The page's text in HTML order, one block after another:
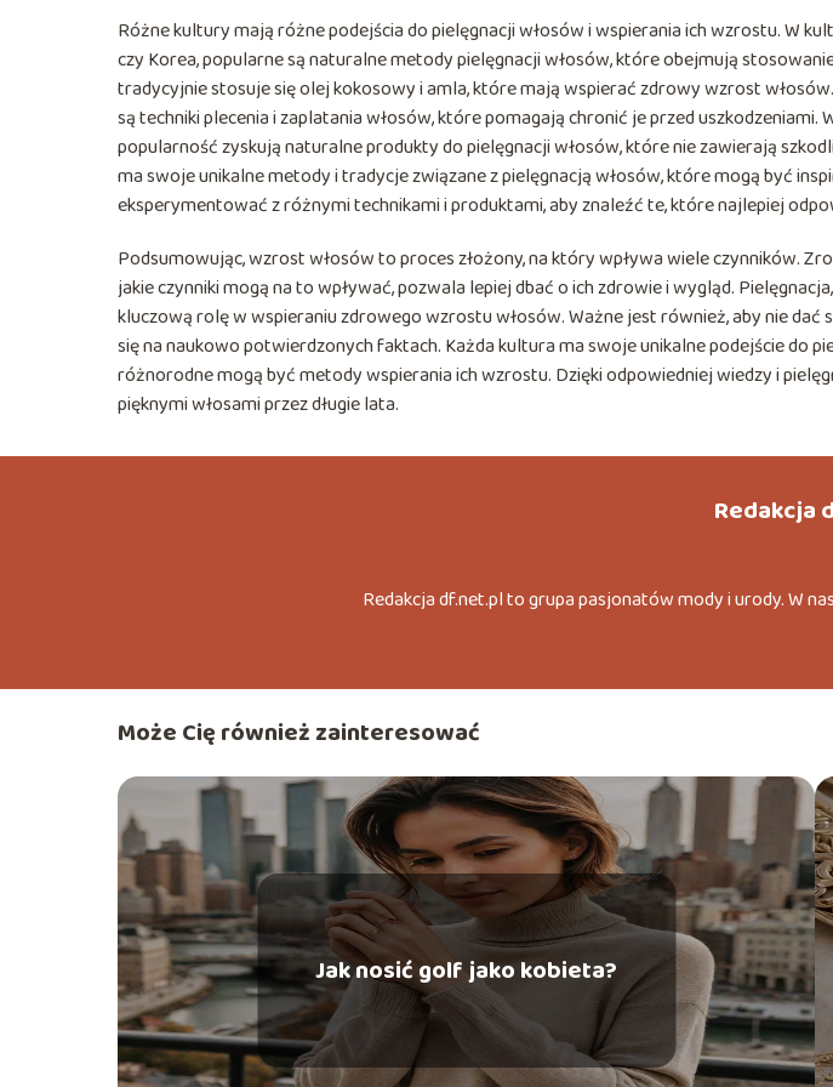
Różne kultury mają różne podejścia do pielęgnacji włosów i wspierania ich wzrostu. W
czy Korea, popularne są naturalne metody pielęgnacji włosów, które obejmują
tradycyjnie stosuje się olej kokosowy i amla, które mają wspierać zdrowy wzrost
są techniki plecenia i zaplatania włosów, które pomagają chronić je przed uszkodzeniami.
popularność zyskują naturalne produkty do pielęgnacji włosów, które nie zawierają
ma swoje unikalne metody i tradycje związane z pielęgnacją włosów, które mogą być
eksperymentować z różnymi technikami i produktami, aby znaleźć te, które najlepiej
Podsumowując, wzrost włosów to proces złożony, na który wpływa wiele czynników.
jakie czynniki mogą na to wpływać, pozwala lepiej dbać o ich zdrowie i wygląd.
kluczową rolę w wspieraniu zdrowego wzrostu włosów. Ważne jest również, aby nie dać
się na naukowo potwierdzonych faktach. Każda kultura ma swoje unikalne podejście do
różnorodne mogą być metody wspierania ich wzrostu. Dzięki odpowiedniej wiedzy i
pięknymi włosami przez długie lata.
Redakcja
Redakcja df.net.pl to grupa pasjonatów mody i urody. W
Może Cię również zainteresować
Jak nosić golf jako kobieta?